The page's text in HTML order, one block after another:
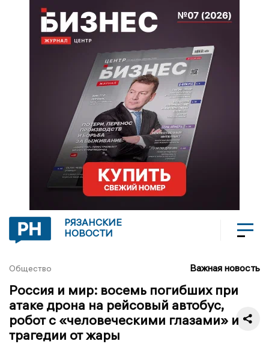
РЯЗАНСКИЕ
НОВОСТИ
Общество Важная новость
Россия и мир: восемь погибших при
атаке дрона на рейсовый автобус,
робот с «человеческими глазами» и
трагедии от жары